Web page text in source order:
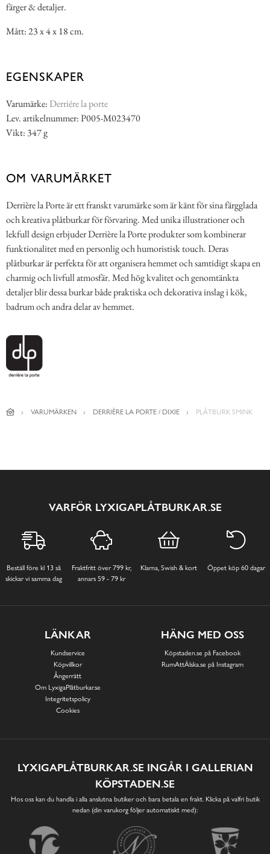
färger & detaljer.
Mått: 23 x 4 x 18 cm.
EGENSKAPER
Varumärke: Derriére la porte
Lev. artikelnummer: P005-M023470
Vikt: 347 g
OM VARUMÄRKET
Derrière la Porte är ett franskt varumärke som är känt för sina färgglada
och kreativa plåtburkar för förvaring. Med unika illustrationer och
lekfull design erbjuder Derrière la Porte produkter som kombinerar
funktionalitet med en personlig och humoristisk touch. Deras
plåtburkar är perfekta för att organisera hemmet och samtidigt skapa en
charmig och livfull atmosfär. Med hög kvalitet och genomtänkta
detaljer blir dessa burkar både praktiska och dekorativa inslag i kök,
badrum och andra delar av hemmet.
VARUMÄRKEN DERRIÈRE LA PORTE / DIXIE PLÅTBURK SMINK
VARFÖR LYXIGAPLÅTBURKAR.SE
Beställ före kl 13 så
skickar vi samma dag
Fraktfritt över 799 kr,
annars 59 - 79 kr
Klarna, Swish & kort Öppet köp 60 dagar
LÄNKAR
Kundservice
Köpvillkor
Ångerrätt
Om LyxigaPlåtburkar.se
Integritetspolicy
Cookies
HÄNG MED OSS
Köpstaden.se på Facebook
RumAttÄlska.se på Instagram
LYXIGAPLÅTBURKAR.SE INGÅR I GALLERIAN
KÖPSTADEN.SE
Hos oss kan du handla i alla anslutna butiker och bara betala en frakt. Klicka på valfri butik
nedan (din varukorg följer automatiskt med):